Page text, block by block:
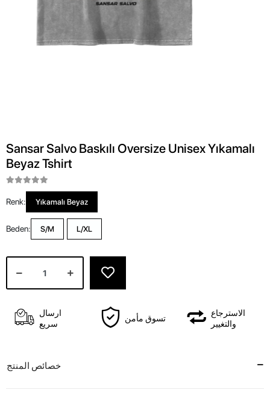
Sansar Salvo Baskılı Oversize Unisex Yıkamalı
Beyaz Tshirt
Renk: Yıkamalı Beyaz
Beden: S/M L/XL
ارسال
سريع
تسوق مأمن
الاسترجاع
والتغيير
خصائص المنتج